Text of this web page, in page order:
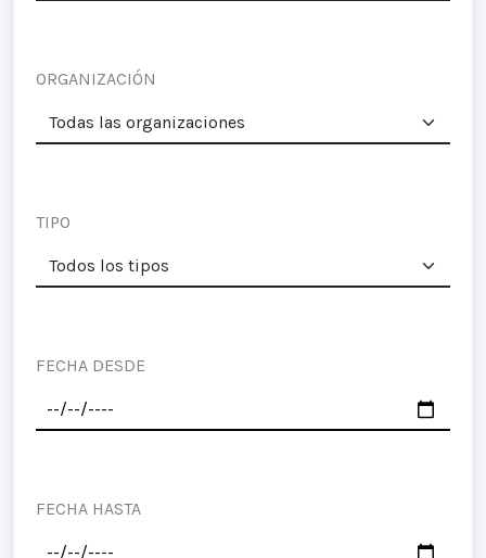
ORGANIZACIÓN
TIPO
FECHA DESDE
FECHA HASTA